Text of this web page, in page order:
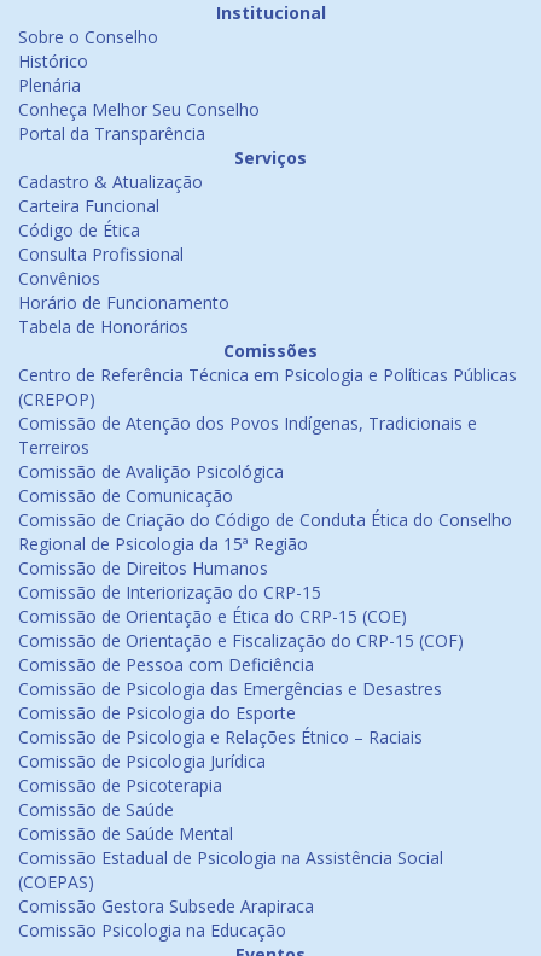
Institucional
Sobre o Conselho
Histórico
Plenária
Conheça Melhor Seu Conselho
Portal da Transparência
Serviços
Cadastro & Atualização
Carteira Funcional
Código de Ética
Consulta Profissional
Convênios
Horário de Funcionamento
Tabela de Honorários
Comissões
Centro de Referência Técnica em Psicologia e Políticas Públicas
(CREPOP)
Comissão de Atenção dos Povos Indígenas, Tradicionais e
Terreiros
Comissão de Avalição Psicológica
Comissão de Comunicação
Comissão de Criação do Código de Conduta Ética do Conselho
Regional de Psicologia da 15ª Região
Comissão de Direitos Humanos
Comissão de Interiorização do CRP-15
Comissão de Orientação e Ética do CRP-15 (COE)
Comissão de Orientação e Fiscalização do CRP-15 (COF)
Comissão de Pessoa com Deficiência
Comissão de Psicologia das Emergências e Desastres
Comissão de Psicologia do Esporte
Comissão de Psicologia e Relações Étnico – Raciais
Comissão de Psicologia Jurídica
Comissão de Psicoterapia
Comissão de Saúde
Comissão de Saúde Mental
Comissão Estadual de Psicologia na Assistência Social
(COEPAS)
Comissão Gestora Subsede Arapiraca
Comissão Psicologia na Educação